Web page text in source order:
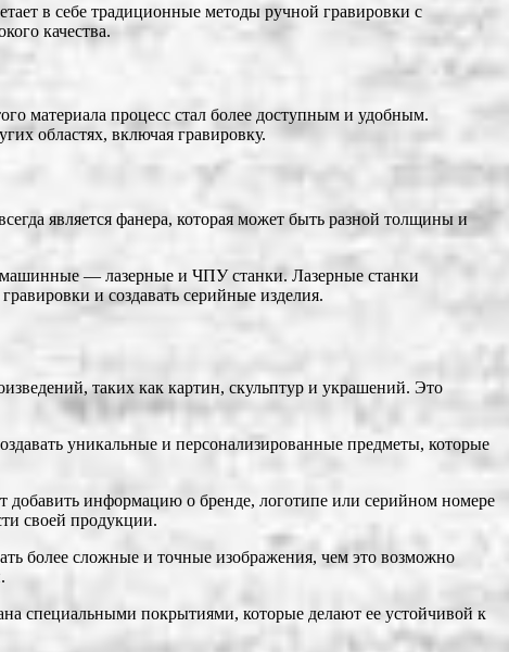
в себе традиционные методы ручной гравировки с
качества.
материала процесс стал более доступным и удобным.
областях, включая гравировку.
является фанера, которая может быть разной толщины и
— лазерные и ЧПУ станки. Лазерные станки
и создавать серийные изделия.
таких как картин, скульптур и украшений. Это
уникальные и персонализированные предметы, которые
добавить информацию о бренде, логотипе или серийном номере
своей продукции.
более сложные и точные изображения, чем это возможно
специальными покрытиями, которые делают ее устойчивой к